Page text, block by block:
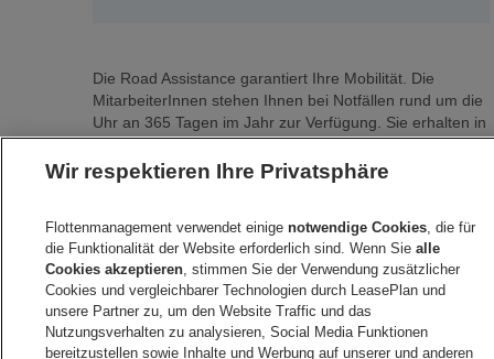
Die Road Assistance garantiert Ihre Mobilität. Die
MitarbeiterInnen stehen Ihnen bei Notfällen rund um die
Uhr an 365 Tagen im Jahr zur Verfügung. Sie erhalten in
ganz Europa Hilfe.
Die MitarbeiterInnen der Road Assistance des
und englisch.
Leistungsumfang
Mobilitäts- und Unfallhilfe
Abschleppen
Rücktransport
Wir respektieren Ihre Privatsphäre
Flottenmanagement verwendet einigenotwendige Cookies, die für
die Funktionalität der Website erforderlich sind. Wenn Siealle
Cookies akzeptieren, stimmen Sie der Verwendung zusätzlicher
Cookies und vergleichbarer Technologien durch LeasePlan und
unsere Partner zu, um den Website Traffic und das
Nutzungsverhalten zu analysieren, Social Media Funktionen
bereitzustellen sowie Inhalte und Werbung auf unserer und anderen